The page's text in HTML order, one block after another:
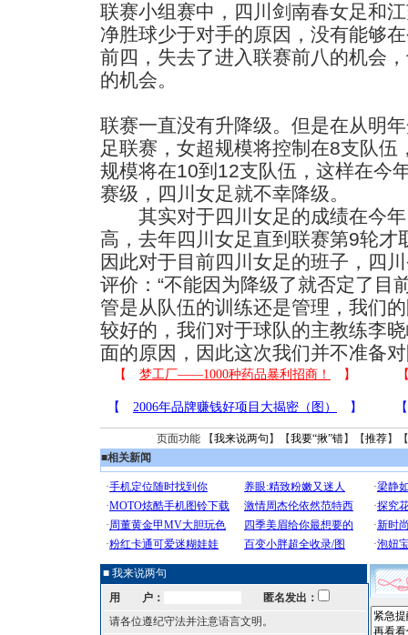
联赛小组赛中，四川剑南春女足和
净胜球少于对手的原因，没有能够
前四，失去了进入联赛前八的机会
的机会。
联赛一直没有升降级。但是在从明
足联赛，女超规模将控制在8支队
规模将在10到12支队伍，这样在今
赛级，四川女足就不幸降级。
其实对于四川女足的成绩在今年
高，去年四川女足直到联赛第9轮才
因此对于目前四川女足的班子，四
评价：“不能因为降级了就否定了目
管是从队伍的训练还是管理，我们
较好的，我们对于球队的主教练李
面的原因，因此这次我们并不准备
页面功能 【我来说两句 】【我要“揪”错】【推荐】
■相关新闻
■ 我来说两句
用 户：
匿名发出：
请各位遵纪守法并注意语言文明。